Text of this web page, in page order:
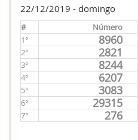
22/12/2019 - domingo
# Número
1°
8960
2°
2821
3°
8244
4°
6207
5°
3083
6°
29315
7°
276